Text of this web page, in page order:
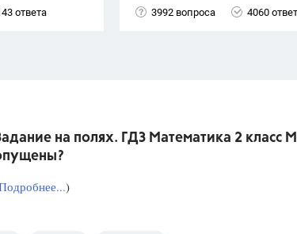
ответа 3992 вопроса 4060
на полях. ГДЗ Математика 2 класс
)